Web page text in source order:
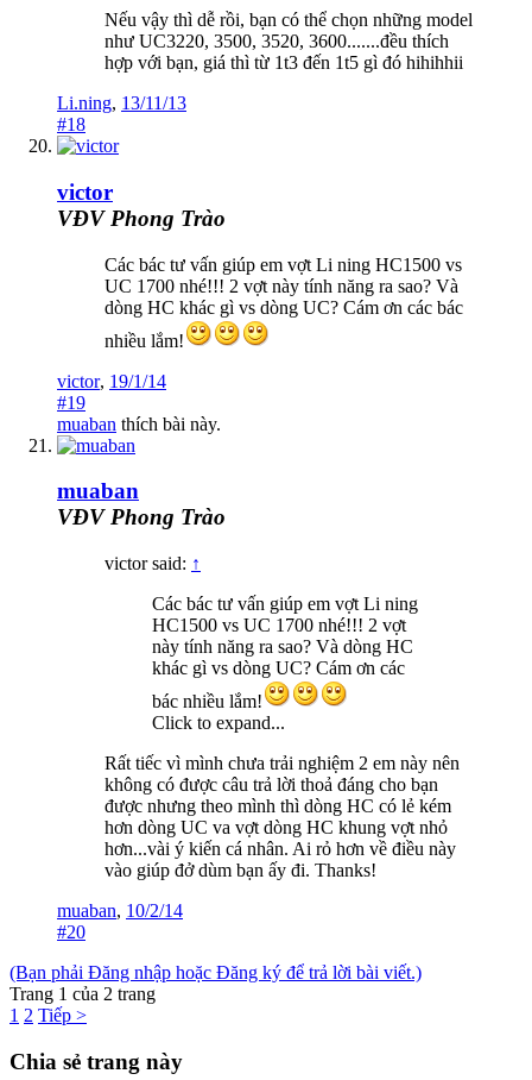
Nếu vậy thì dễ rồi, bạn có thể chọn những model
như UC3220, 3500, 3520, 3600.......đều thích
hợp với bạn, giá thì từ 1t3 đến 1t5 gì đó hihihhii
Li.ning, 13/11/13
#18
victor
VĐV Phong Trào
Các bác tư vấn giúp em vợt Li ning HC1500 vs
UC 1700 nhé!!! 2 vợt này tính năng ra sao? Và
dòng HC khác gì vs dòng UC? Cám ơn các bác
nhiều lắm!
victor, 19/1/14
#19
muaban thích bài này.
muaban
VĐV Phong Trào
victor said: ↑
Các bác tư vấn giúp em vợt Li ning
HC1500 vs UC 1700 nhé!!! 2 vợt
này tính năng ra sao? Và dòng HC
khác gì vs dòng UC? Cám ơn các
bác nhiều lắm!
Click to expand...
Rất tiếc vì mình chưa trải nghiệm 2 em này nên
không có được câu trả lời thoả đáng cho bạn
được nhưng theo mình thì dòng HC có lẻ kém
hơn dòng UC va vợt dòng HC khung vợt nhỏ
hơn...vài ý kiến cá nhân. Ai rỏ hơn về điều này
vào giúp đở dùm bạn ấy đi. Thanks!
muaban, 10/2/14
#20
(Bạn phải Đăng nhập hoặc Đăng ký để trả lời bài viết.)
Trang 1 của 2 trang
1 2 Tiếp >
Chia sẻ trang này